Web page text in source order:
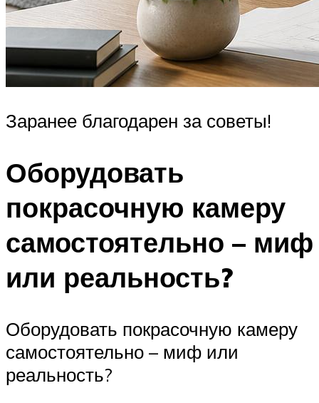
Заранее благодарен за советы!
Оборудовать
покрасочную камеру
самостоятельно – миф
или реальность?
Оборудовать покрасочную камеру
самостоятельно – миф или
реальность?